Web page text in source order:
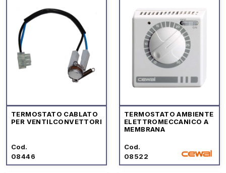
TERMOSTATO CABLATO
PER VENTILCONVETTORI
Cod.
08446
TERMOSTATO AMBIENTE
ELETTROMECCANICO A
MEMBRANA
Cod.
08522